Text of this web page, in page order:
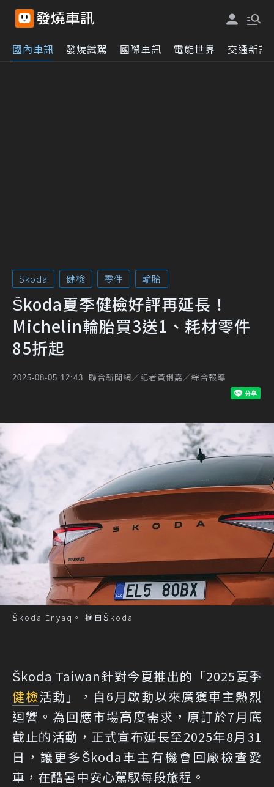
國內車訊 發燒試駕 國際車訊 電能世界 交通新訊
Skoda 健檢 零件 輪胎
Škoda夏季健檢好評再延長！
Michelin輪胎買3送1、耗材零件
85折起
2025-08-05 12:43 聯合新聞網／記者黃俐嘉／綜合報導
Škoda Enyaq。 摘自Škoda
Škoda Taiwan針對今夏推出的「2025夏季
健檢活動」，自6月啟動以來廣獲車主熱烈
迴響。為回應市場高度需求，原訂於7月底
截止的活動，正式宣布延長至2025年8月31
日，讓更多Škoda車主有機會回廠檢查愛
車，在酷暑中安心駕馭每段旅程。